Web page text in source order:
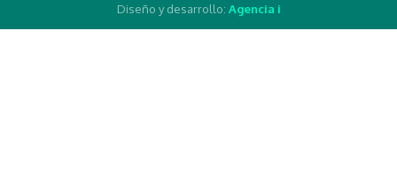
Diseño y desarrollo: Agencia i